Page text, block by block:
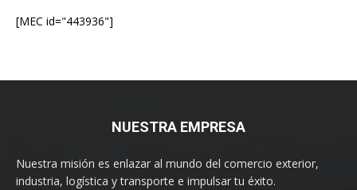
[MEC id="443936"]
NUESTRA EMPRESA
Nuestra misión es enlazar al mundo del comercio exterior,
industria, logística y transporte e impulsar tu éxito.